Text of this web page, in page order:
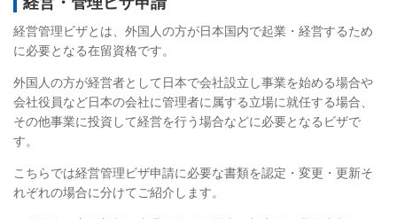
経営管理ビザとは、外国人の方が日本国内で起業・経営するため
に必要となる在留資格です。
外国人の方が経営者として日本で会社設立し事業を始める場合や
会社役員など日本の会社に管理者に属する立場に就任する場合、
その他事業に投資して経営を行う場合などに必要となるビザで
す。
こちらでは経営管理ビザ申請に必要な書類を認定・変更・更新そ
れぞれの場合に分けてご紹介します。